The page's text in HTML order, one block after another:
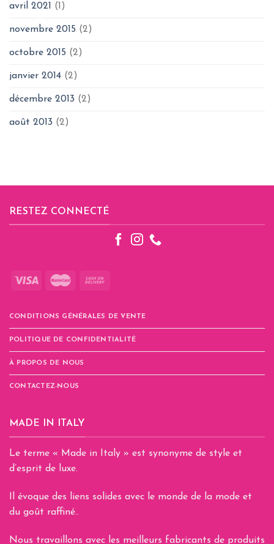
avril 2021 (1)
novembre 2015 (2)
octobre 2015 (2)
janvier 2014 (2)
décembre 2013 (2)
août 2013 (2)
RESTEZ CONNECTÉ
CONDITIONS GÉNÉRALES DE VENTE
POLITIQUE DE CONFIDENTIALITÉ
À PROPOS DE NOUS
CONTACTEZ-NOUS
MADE IN ITALY
Le terme « Made in Italy » est synonyme de style et
d’esprit de luxe.
Il évoque des liens solides avec le monde de la mode et
du goût raffiné..
Nous travaillons avec les meilleurs fabricants de produits